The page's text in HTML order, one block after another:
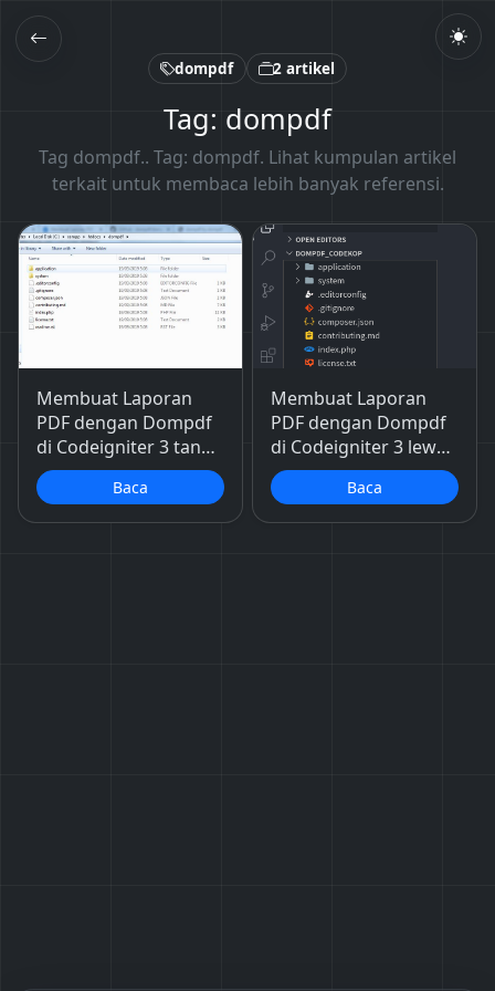
dompdf 2 artikel
Tag: dompdf
Tag dompdf.. Tag: dompdf. Lihat kumpulan artikel
terkait untuk membaca lebih banyak referensi.
Membuat Laporan
PDF dengan Dompdf
di Codeigniter 3 tanpa
Composer
Baca
Membuat Laporan
PDF dengan Dompdf
di Codeigniter 3 lewat
composer
Baca